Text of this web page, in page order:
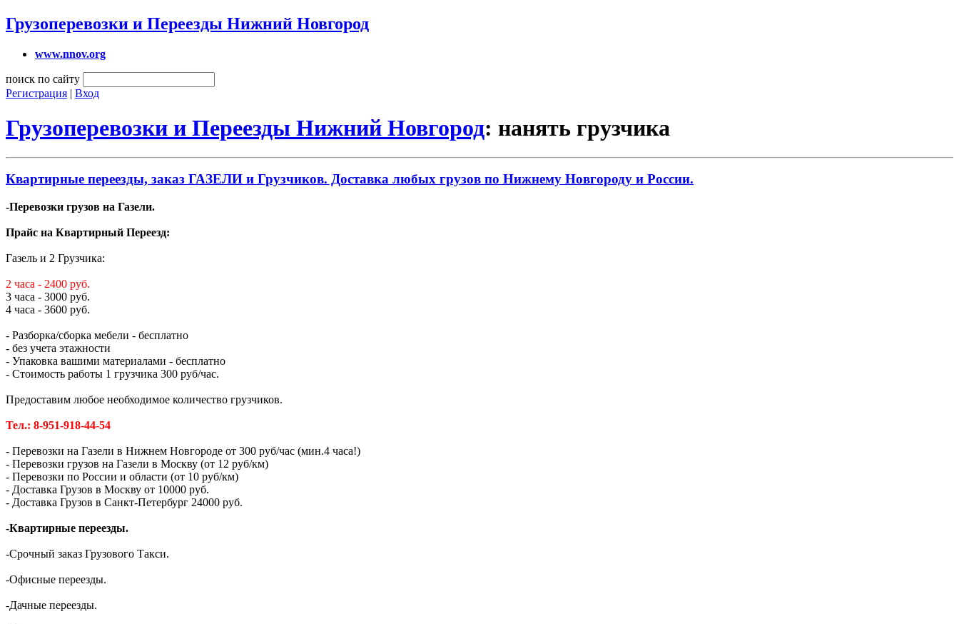
Грузоперевозки и Переезды Нижний Новгород
www.nnov.org
поиск по сайту
Регистрация | Вход
Грузоперевозки и Переезды Нижний Новгород: нанять грузчика
Квартирные переезды, заказ ГАЗЕЛИ и Грузчиков. Доставка любых грузов по Нижнему Новгороду и России.
-Перевозки грузов на Газели.
Прайс на Квартирный Переезд:
Газель и 2 Грузчика:
2 часа - 2400 руб.
3 часа - 3000 руб.
4 часа - 3600 руб.
- Разборка/сборка мебели - бесплатно
- без учета этажности
- Упаковка вашими материалами - бесплатно
- Стоимость работы 1 грузчика 300 руб/час.
Предоставим любое необходимое количество грузчиков.
Тел.: 8-951-918-44-54
- Перевозки на Газели в Нижнем Новгороде от 300 руб/час (мин.4 часа!)
- Перевозки грузов на Газели в Москву (от 12 руб/км)
- Перевозки по России и области (от 10 руб/км)
- Доставка Грузов в Москву от 10000 руб.
- Доставка Грузов в Санкт-Петербург 24000 руб.
-Квартирные переезды.
-Срочный заказ Грузового Такси.
-Офисные переезды.
-Дачные переезды.